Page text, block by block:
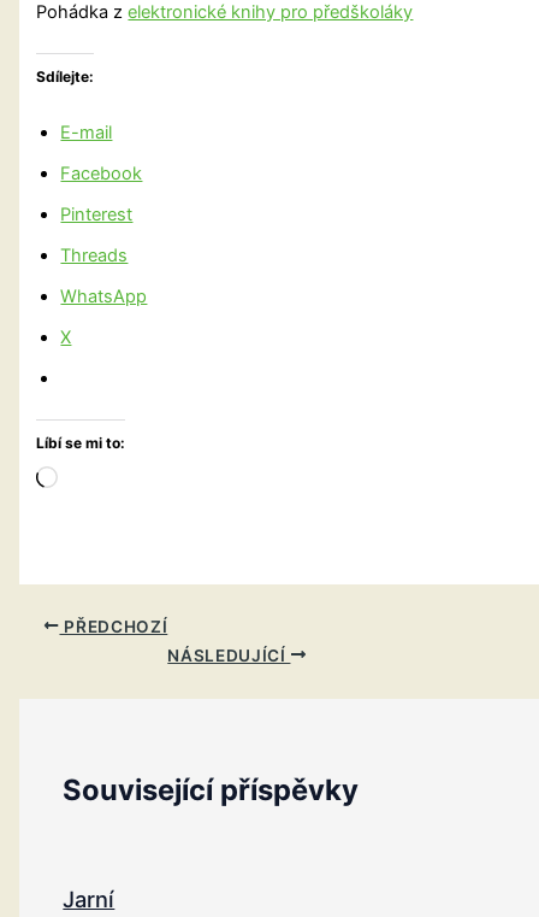
Pohádka zelektronické knihy pro předškoláky
Sdílejte:
E-mail
Facebook
Pinterest
Threads
WhatsApp
X
Líbí se mi to:
Načítání…
PŘEDCHOZÍ
NÁSLEDUJÍCÍ
Související příspěvky
Jarní